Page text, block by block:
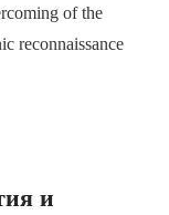
of the
reconnaissance
и